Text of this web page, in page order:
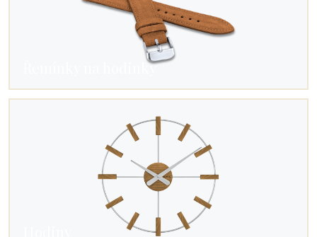
Řemínky na hodinky